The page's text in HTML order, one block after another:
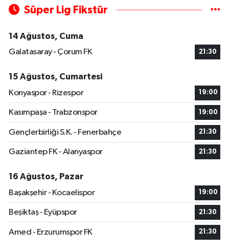
Süper Lig Fikstür
14 Ağustos, Cuma
Galatasaray - Çorum FK
21:30
15 Ağustos, Cumartesi
Konyaspor - Rizespor
19:00
Kasımpaşa - Trabzonspor 19:00
Gençlerbirliği S.K. - Fenerbahçe 21:30
Gaziantep FK - Alanyaspor 21:30
16 Ağustos, Pazar
Başakşehir - Kocaelispor
19:00
Beşiktaş - Eyüpspor 21:30
Amed - Erzurumspor FK 21:30